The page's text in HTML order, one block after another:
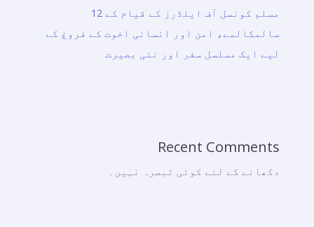
مسلم کونسل آف ایلڈرز کے قیام کے 12
سالمکالمے، امن اور انسانی اخوت کے فروغ کے
لیے ایک مسلسل سفر اور نئی بصیرت
Recent Comments
دکھانے کے لئے کوئی تبصرہ نہیں۔